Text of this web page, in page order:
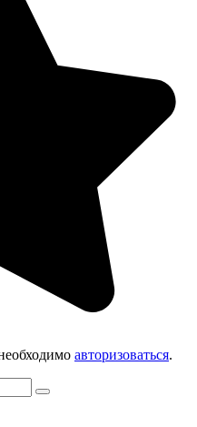
авторизоваться.